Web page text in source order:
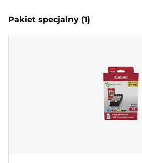
Pakiet specjalny (1)